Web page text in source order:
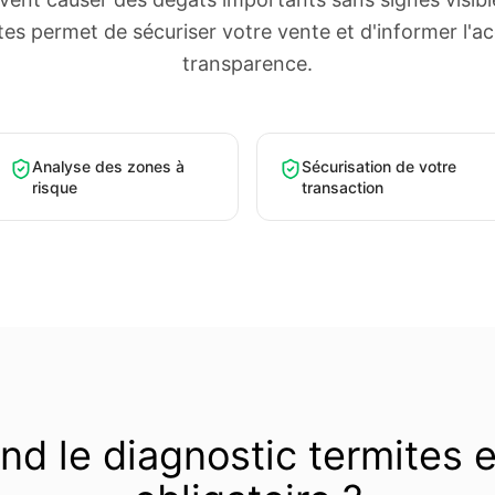
permet de sécuriser votre vente et d'informer
transparence.
Analyse des zones à
risque
Sécurisation de votre
transaction
le diagnostic termites